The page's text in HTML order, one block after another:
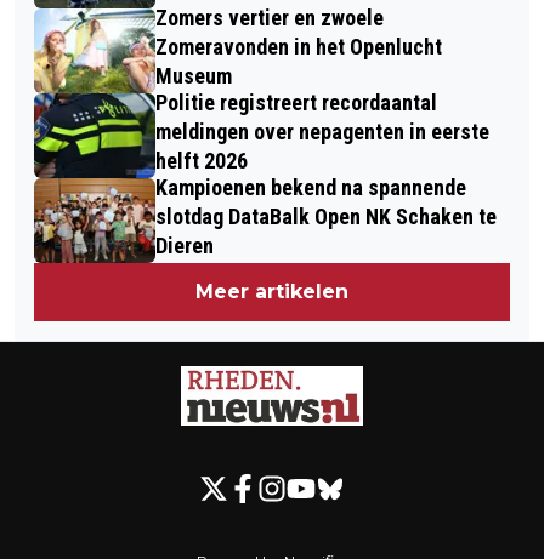
Zomers vertier en zwoele
Zomeravonden in het Openlucht
Museum
Politie registreert recordaantal
meldingen over nepagenten in eerste
helft 2026
Kampioenen bekend na spannende
slotdag DataBalk Open NK Schaken te
Dieren
Meer artikelen